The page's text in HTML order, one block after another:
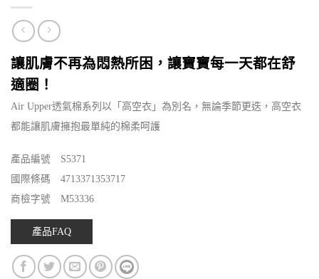
讓肌膚不再為悶熱所困，讓寶寶每一天都在舒
適圈！
Air Upper透氣棉系列以「高空衣」為別名，無論季節更迭，高空衣
都能讓肌膚擁抱最單純的棉柔呵護
產品編號 S5371
國際條碼 4713371353717
商檢字號 M53336
產品FAQ